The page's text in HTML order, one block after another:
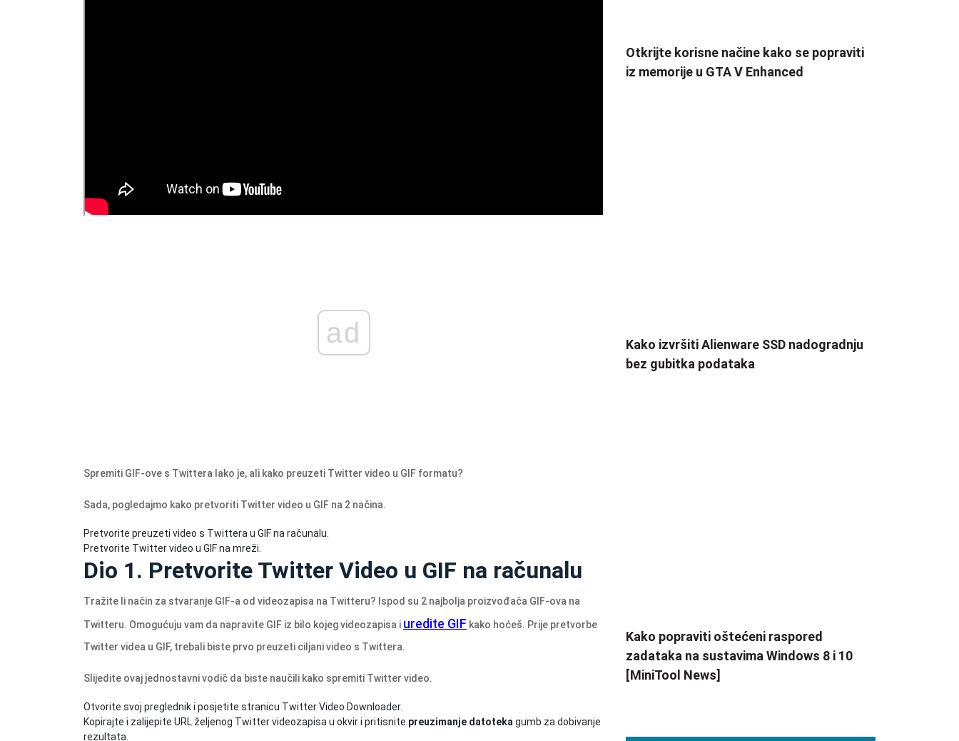
ad
Spremiti GIF-ove s Twittera lako je, ali kako preuzeti Twitter video u GIF formatu?
Sada, pogledajmo kako pretvoriti Twitter video u GIF na 2 načina.
Pretvorite preuzeti video s Twittera u GIF na računalu.
Pretvorite Twitter video u GIF na mreži.
Dio 1. Pretvorite Twitter Video u GIF na računalu
Tražite li način za stvaranje GIF-a od videozapisa na Twitteru? Ispod su 2 najbolja proizvođača GIF-ova na
Twitteru. Omogućuju vam da napravite GIF iz bilo kojeg videozapisa i uredite GIF kako hoćeš. Prije pretvorbe
Twitter videa u GIF, trebali biste prvo preuzeti ciljani video s Twittera.
Slijedite ovaj jednostavni vodič da biste naučili kako spremiti Twitter video.
Otvorite svoj preglednik i posjetite stranicu Twitter Video Downloader.
Kopirajte i zalijepite URL željenog Twitter videozapisa u okvir i pritisnite preuzimanje datoteka gumb za dobivanje
rezultata.
Otkrijte korisne načine kako se popraviti
iz memorije u GTA V Enhanced
Kako izvršiti Alienware SSD nadogradnju
bez gubitka podataka
Kako popraviti oštećeni raspored
zadataka na sustavima Windows 8 i 10
[MiniTool News]